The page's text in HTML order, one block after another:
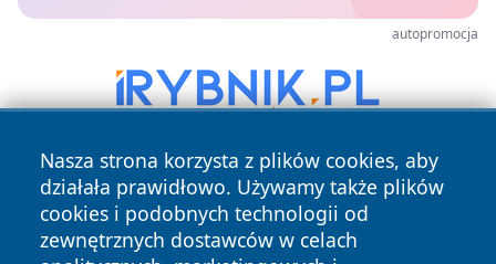
autopromocja
Nasza strona korzysta z plików cookies, aby
działała prawidłowo. Używamy także plików
cookies i podobnych technologii od
zewnętrznych dostawców w celach